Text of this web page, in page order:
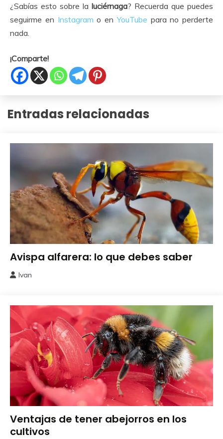
¿Sabías esto sobre la luciérnaga? Recuerda que puedes
seguirme en Instagram o enYouTube para no perderte
nada.
¡Comparte!
Entradas relacionadas
Beneficiosos
Avispa alfarera: lo que debes saber
2024
Ivan
Beneficiosos
Ventajas de tener abejorros en los
cultivos